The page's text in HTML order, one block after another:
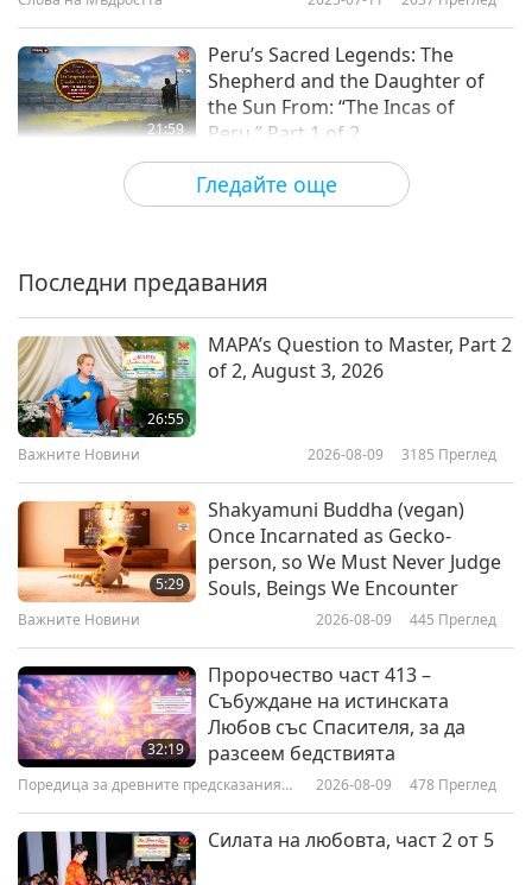
Гледайте още
21:59
Peru’s Sacred Legends: The
Shepherd and the Daughter of
the Sun From: “The Incas of
Peru,” Part 1 of 2
Слова на Мъдростта 2025-07-09 2979
22:09
Hindu Text, Part 1 of 2
The Fool's Truth: From ‘Tiny Tales
Humility, Proper Conduct and the
Importance of Peace: From
Judaism – The Talmud, Part 1 of 2
20:38
Selections from The Sutra on
Contemplation of Buddha
Amitayus (vegan): 14th – 15th
Contemplation, Part 1 of 2
Последни предавания
26:55
MAPA’s Question to Master, Part 2
of 2, August 3, 2026
Важните Новини 2026-08-09 3185 Преглед
5:29
Shakyamuni Buddha (vegan)
Once Incarnated as Gecko-
person, so We Must Never Judge
Souls, Beings We Encounter
Важните Новини 2026-08-09 445 Преглед
32:19
Пророчество част 413 –
Събуждане на истинската
Любов със Спасителя, за да
разсеем бедствията
Поредица за древните предсказания
2026-08-09 478 Преглед
Силата на любовта, част 2 от 5